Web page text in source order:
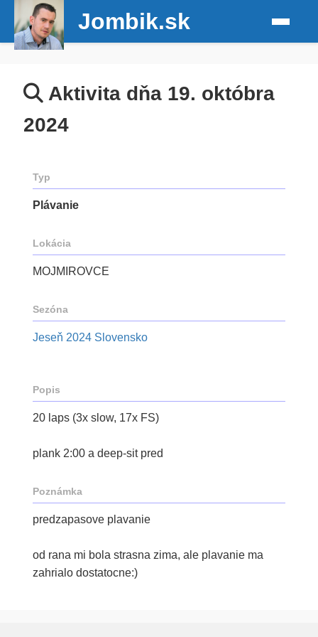
Jombik.sk
Aktivita dňa 19. októbra
2024
Typ
Plávanie
Lokácia
MOJMIROVCE
Sezóna
Jeseň 2024 Slovensko
Popis
20 laps (3x slow, 17x FS)
plank 2:00 a deep-sit pred
Poznámka
predzapasove plavanie
od rana mi bola strasna zima, ale plavanie ma
zahrialo dostatocne:)